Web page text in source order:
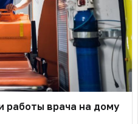
работы врача на дому